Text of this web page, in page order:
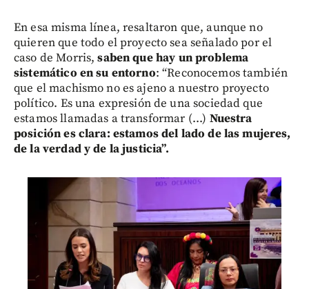
En esa misma línea, resaltaron que, aunque no
quieren que todo el proyecto sea señalado por el
caso de Morris, saben que hay un problema
sistemático en su entorno: “Reconocemos también
que el machismo no es ajeno a nuestro proyecto
político. Es una expresión de una sociedad que
estamos llamadas a transformar (...) Nuestra
posición es clara: estamos del lado de las mujeres,
de la verdad y de la justicia”.